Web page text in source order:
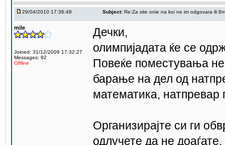
29/04/2010 17:36:48 Subject: Re:Za site onie na koi ne im odgovara ili
mile
Joined: 31/12/2009 17:32:27
Messages: 92
Offline
Дечки,
олимпијадата ќе се
Повеќе поместувања
барање на дел од
математика, натпревар
Организирајте си ги
одлучете да не доаѓате.